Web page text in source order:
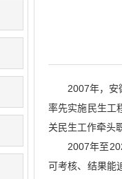
2007年，安
率先实施民生工
关民生工作牵头
2007年至
可考核、结果能